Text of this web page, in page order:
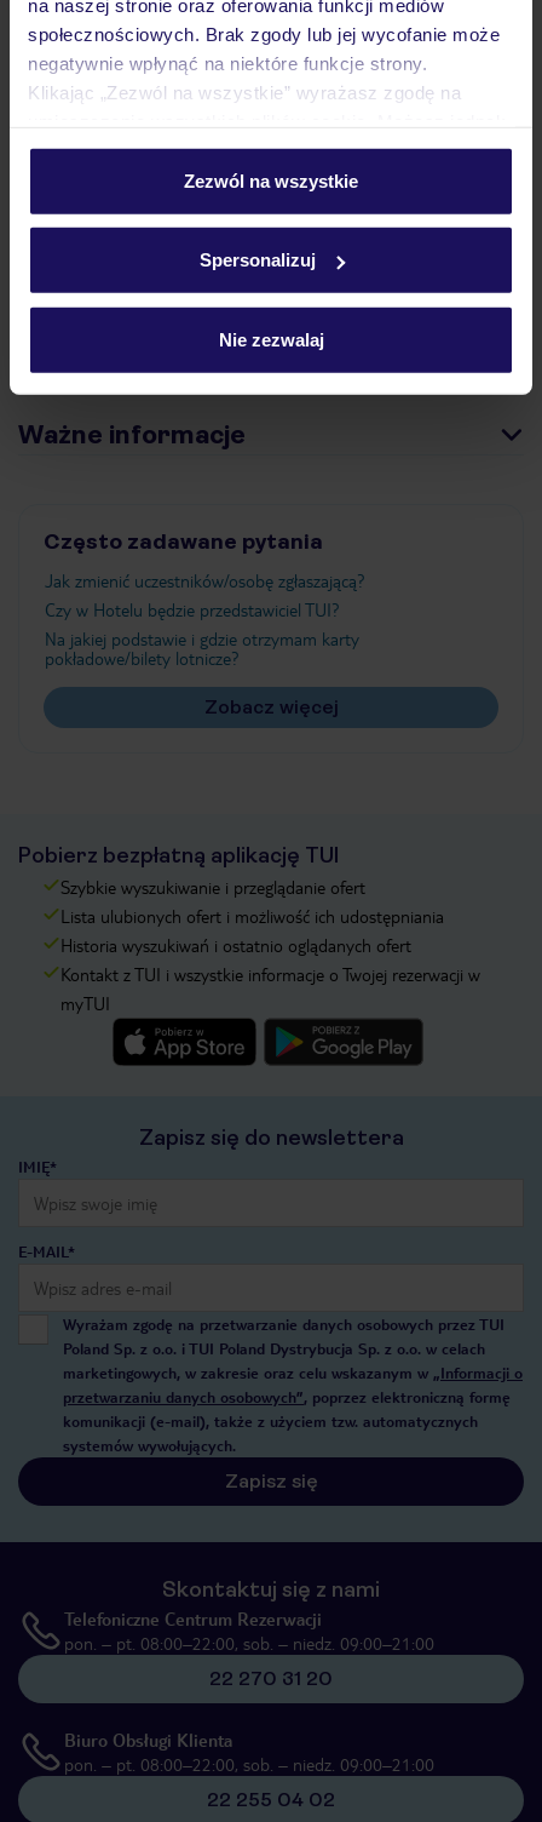
na naszej stronie oraz oferowania funkcji mediów
społecznościowych. Brak zgody lub jej wycofanie może
negatywnie wpłynąć na niektóre funkcje strony.
Klikając „Zezwól na wszystkie” wyrażasz zgodę na
personalizować swój wybór wchodząc w zakładkę
Szczegółowe informacje o plikach cookie znajdziesz
Zezwól na wszystkie
Spersonalizuj
Nie zezwalaj
Opinie
Ważne informacje
Często zadawane pytania
Jak zmienić uczestników/osobę zgłaszającą?
Czy w Hotelu będzie przedstawiciel TUI?
Na jakiej podstawie i gdzie otrzymam karty
pokładowe/bilety lotnicze?
Zobacz więcej
Pobierz bezpłatną aplikację TUI
Szybkie wyszukiwanie i przeglądanie ofert
Lista ulubionych ofert i możliwość ich udostępniania
Historia wyszukiwań i ostatnio oglądanych ofert
Kontakt z TUI i wszystkie informacje o Twojej rezerwacji w
myTUI
Zapisz się do newslettera
IMIĘ*
E-MAIL*
Wyrażam zgodę na przetwarzanie danych osobowych przez TUI
Poland Sp. z o.o. i TUI Poland Dystrybucja Sp. z o.o. w celach
marketingowych, w zakresie oraz celu wskazanym w „Informacji o
przetwarzaniu danych osobowych”, poprzez elektroniczną formę
komunikacji (e-mail), także z użyciem tzw. automatycznych
systemów wywołujących.
Zapisz się
Skontaktuj się z nami
Telefoniczne Centrum Rezerwacji
pon. – pt. 08:00–22:00, sob. – niedz. 09:00–21:00
22 270 31 20
Biuro Obsługi Klienta
pon. – pt. 08:00–22:00, sob. – niedz. 09:00–21:00
22 255 04 02